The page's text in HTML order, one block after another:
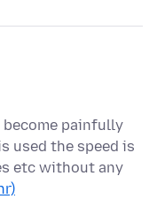
become painfully
used the speed is
etc without any